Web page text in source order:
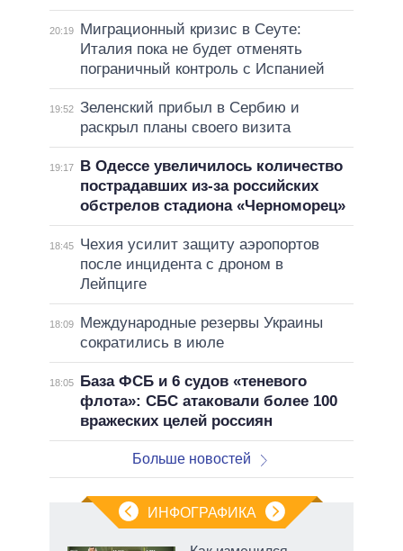
20:19
Миграционный кризис в Сеуте:
Италия пока не будет отменять
пограничный контроль с Испанией
19:52 Зеленский прибыл в Сербию и
раскрыл планы своего визита
19:17
В Одессе увеличилось количество
пострадавших из-за российских
обстрелов стадиона «Черноморец»
18:45
Чехия усилит защиту аэропортов
после инцидента с дроном в
Лейпциге
18:09
Международные резервы Украины
сократились в июле
18:05
База ФСБ и 6 судов «теневого
флота»: СБС атаковали более 100
вражеских целей россиян
Больше новостей
ИНФОГРАФИКА